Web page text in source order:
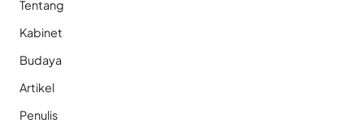
Tentang
Kabinet
Budaya
Artikel
Penulis